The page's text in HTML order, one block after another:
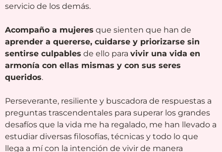
servicio de los demás.
Acompaño a mujeres que sienten que han de
aprender a quererse, cuidarse y priorizarse sin
sentirse culpables de ello para vivir una vida en
armonía con ellas mismas y con sus seres
queridos.
Perseverante, resiliente y buscadora de respuestas a
preguntas trascendentales para superar los grandes
desafíos que la vida me ha regalado, me han llevado a
estudiar diversas filosofías, técnicas y todo lo que
llega a mí con la intención de vivir de manera